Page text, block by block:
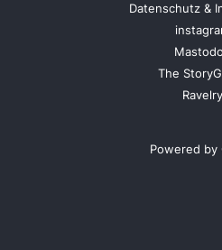
Datenschutz &
The
Ravelry
Powered by